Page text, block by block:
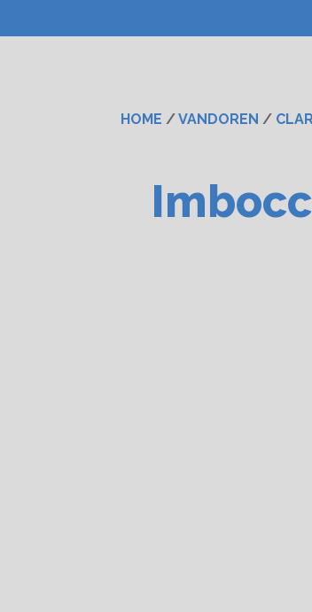
HOME /VANDOREN /